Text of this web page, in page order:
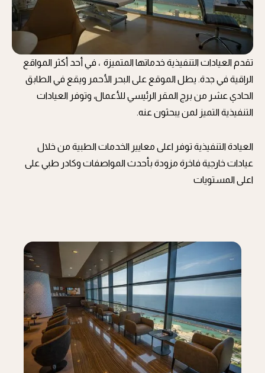
تقدم العيادات التنفيذية خدماتها المتميزة ، في أحد أكثر المواقع
الراقية في جدة. يطل الموقع على البحر الأحمر ويقع في الطابق
الحادي عشر من برج المقر الرئيسي للأعمال، وتوفر العيادات
التنفيذية التميز لمن يبحثون عنه.
العيادة التنفيذية توفر اعلى معايير الخدمات الطبية من خلال
عيادات خارجية فاخرة مزودة بأحدث المواصفات وكادر طبي على
اعلى المستويات